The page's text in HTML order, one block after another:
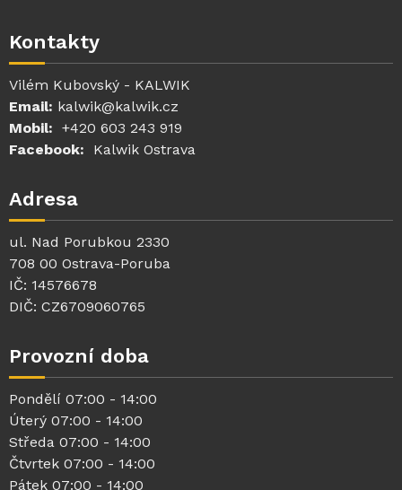
Kontakty
Vilém Kubovský - KALWIK
Email: kalwik@kalwik.cz
Mobil: +420 603 243 919
Facebook:
Kalwik Ostrava
Adresa
ul. Nad Porubkou 2330
708 00 Ostrava-Poruba
IČ: 14576678
DIČ: CZ6709060765
Provozní doba
Pondělí 07:00 - 14:00
Úterý 07:00 - 14:00
Středa 07:00 - 14:00
Čtvrtek 07:00 - 14:00
Pátek 07:00 - 14:00